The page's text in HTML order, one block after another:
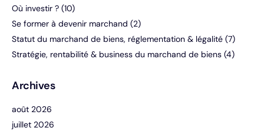
Où investir ? (10)
Se former à devenir marchand (2)
Statut du marchand de biens, réglementation & légalité (7)
Stratégie, rentabilité & business du marchand de biens (4)
Archives
août 2026
juillet 2026